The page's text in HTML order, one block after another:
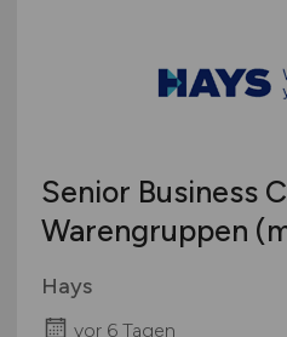
Senior Business
Warengruppen
Hays
vor 6 Tagen